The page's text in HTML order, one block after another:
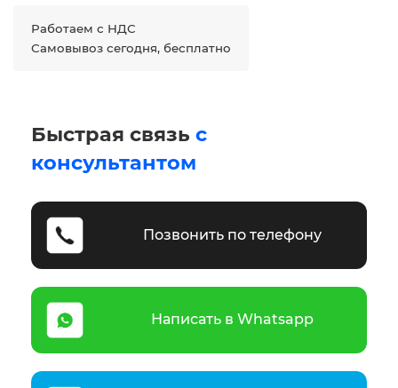
Работаем с НДС
Самовывоз сегодня, бесплатно
Быстрая связь с
консультантом
Позвонить по телефону
Написать в Whatsapp